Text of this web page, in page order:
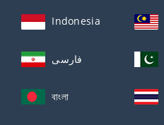
Indonesia
فارسی
বাংলা